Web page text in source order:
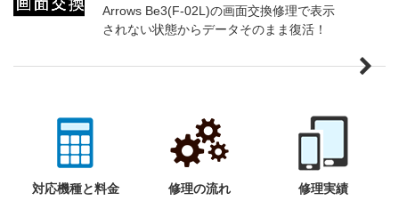
Arrows Be3(F-02L)の画面交換修理で表示
されない状態からデータそのまま復活！
対応機種と料金 修理の流れ 修理実績